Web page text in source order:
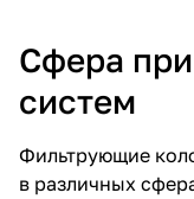
Сфера
систем
Фильтрующие
в различных